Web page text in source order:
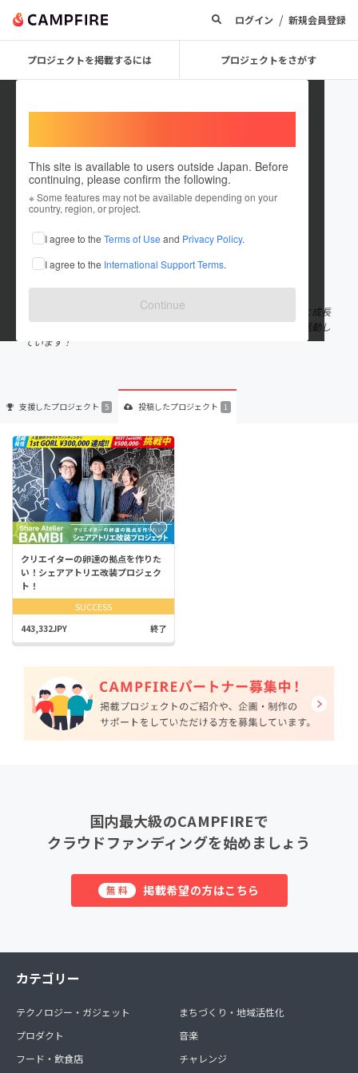
ログイン / 新規会員登録
プロジェクトを掲載するには プロジェクトをさがす
This site is available to users outside Japan. Before
continuing, please confirm the following.
※ Some features may not be available depending on your
country, region, or project.
I agree to the Terms of Use and Privacy Policy.
I agree to the International Support Terms.
Continue
mochograph
これまでに5回支援して1件のプロジェクトを投稿しています
在住国：日本 現在地：大阪府
出身国：日本 出身地：奈良県
mochograph代表のmochoです。「愛し愛されるために日々挑戦と成長
を繰り返す」という言葉をもっとーに、フォトグラファーとして活動し
ています！
支援したプロジェクト 5 投稿したプロジェクト 1
クリエイターの卵達の拠点を作りた
い！シェアアトリエ改装プロジェク
ト！
SUCCESS
443,332JPY 終了
国内最大級のCAMPFIREで
クラウドファンディングを始めましょう
無料 掲載希望の方はこちら
カテゴリー
テクノロジー・ガジェット
プロダクト
フード・飲食店
まちづくり・地域活性化
音楽
チャレンジ